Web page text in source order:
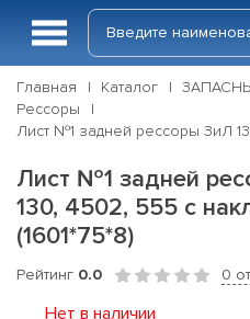
Главная Каталог
Рессоры
Лист №1 задней рессоры ЗиЛ
Лист №1 задней
130, 4502, 555 с
(1601*75*8)
Рейтинг 0.0 0
Нет в наличии